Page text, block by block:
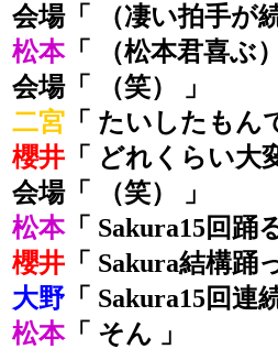
会場「 （凄い拍手が
松本「 （松本君喜ぶ
会場「 （笑） 」
二宮 「 たいしたもん
櫻井 「 どれくらい大
会場「 （笑） 」
松本「 Sakura15回踊
櫻井 「 Sakura結構
大野 「 Sakura15回
松本「 そん 」